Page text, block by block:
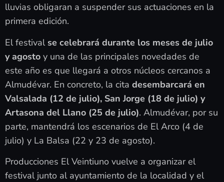
lluvias obligaran a suspender sus actuaciones en la
primera edición.
El festival se celebrará durante los meses de julio
y agosto y una de las principales novedades de
este año es que llegará a otros núcleos cercanos a
Almudévar. En concreto, la cita desembarcará en
Valsalada (12 de julio), San Jorge (18 de julio) y
Artasona del Llano (25 de julio). Almudévar, por su
parte, mantendrá los escenarios de El Arco (4 de
julio) y La Balsa (22 y 23 de agosto).
Producciones El Veintiuno vuelve a organizar el
festival junto al ayuntamiento de la localidad y el